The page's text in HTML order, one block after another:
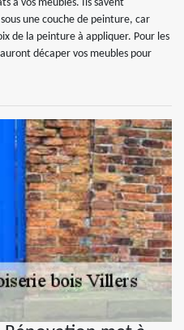
à vos meubles. Ils savent
une couche de peinture, car
de la peinture à appliquer. Pour les
décaper vos meubles pour